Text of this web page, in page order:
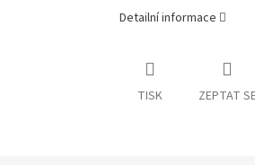
Detailní informace
TISK ZEPTAT